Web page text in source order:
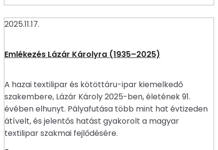
2025.11.17.
Emlékezés Lázár Károlyra (1935–2025)
A hazai textilipar és kötöttáru-ipar kiemelkedő
szakembere, Lázár Károly 2025-ben, életének 91.
évében elhunyt. Pályafutása több mint hat évtizeden
átívelt, és jelentős hatást gyakorolt a magyar
textilipar szakmai fejlődésére.